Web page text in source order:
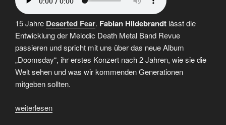
Recap“
15 Jahre Deserted Fear. Fabian Hildebrandt lässt die
Entwicklung der Melodic Death Metal Band Revue
passieren und spricht mit uns über das neue Album
„Doomsday“, ihr erstes Konzert nach 2 Jahren, wie sie die
Welt sehen und was wir kommenden Generationen
mitgeben sollten.
„Interview
weiterlesen